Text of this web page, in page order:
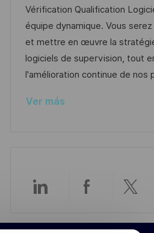
n
a
c
i
ó
n
h
a
d
e
p
b
c
ó
e
e
m
p
l
Vérification Qualification
équipe dynamique. Vous
et mettre en œuvre la
logiciels de supervision, tout
l'amélioration continue de nos
Ver más
Compartir
a
Compartir
a
a